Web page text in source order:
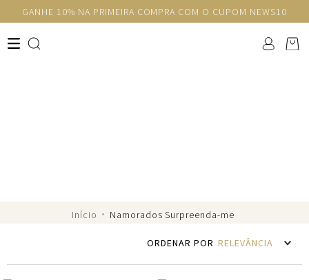
GANHE 10% NA PRIMEIRA COMPRA COM O CUPOM NEWS10
Namorados Surpreenda-me
RELEVÂNCIA